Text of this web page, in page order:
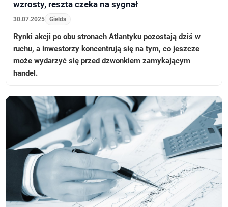
wzrosty, reszta czeka na sygnał
30.07.2025 Gielda
Rynki akcji po obu stronach Atlantyku pozostają dziś w
ruchu, a inwestorzy koncentrują się na tym, co jeszcze
może wydarzyć się przed dzwonkiem zamykającym
handel.